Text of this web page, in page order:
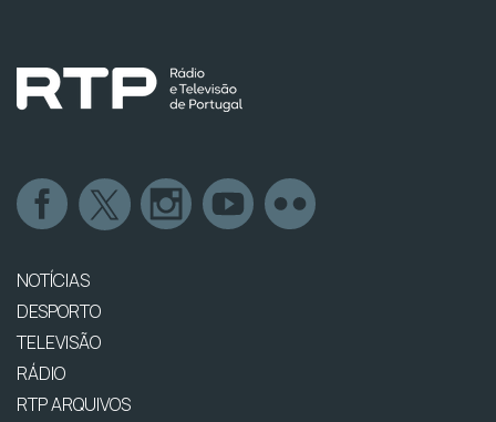
NOTÍCIAS
DESPORTO
TELEVISÃO
RÁDIO
RTP ARQUIVOS